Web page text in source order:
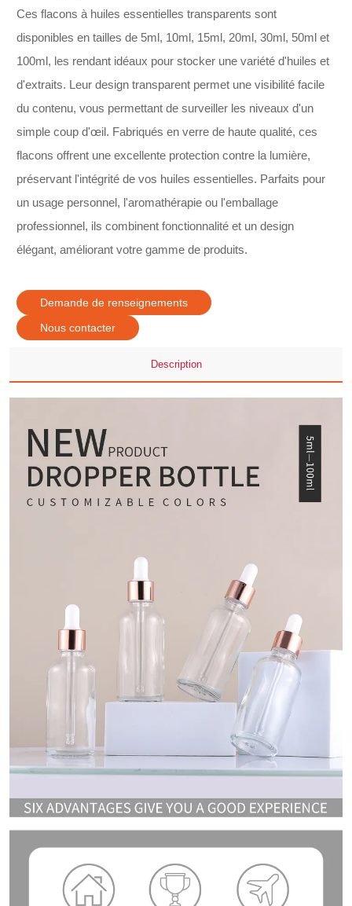
Ces flacons à huiles essentielles transparents sont
disponibles en tailles de 5ml, 10ml, 15ml, 20ml, 30ml, 50ml et
100ml, les rendant idéaux pour stocker une variété d'huiles et
d'extraits. Leur design transparent permet une visibilité facile
du contenu, vous permettant de surveiller les niveaux d'un
simple coup d'œil. Fabriqués en verre de haute qualité, ces
flacons offrent une excellente protection contre la lumière,
préservant l'intégrité de vos huiles essentielles. Parfaits pour
un usage personnel, l'aromathérapie ou l'emballage
professionnel, ils combinent fonctionnalité et un design
élégant, améliorant votre gamme de produits.
Demande de renseignements
Nous contacter
Description